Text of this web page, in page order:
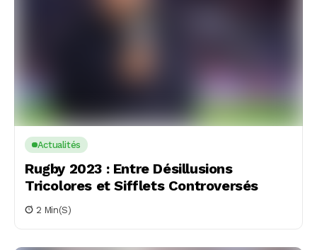
Actualités
Rugby 2023 : Entre Désillusions
Tricolores et Sifflets Controversés
2 Min(s)